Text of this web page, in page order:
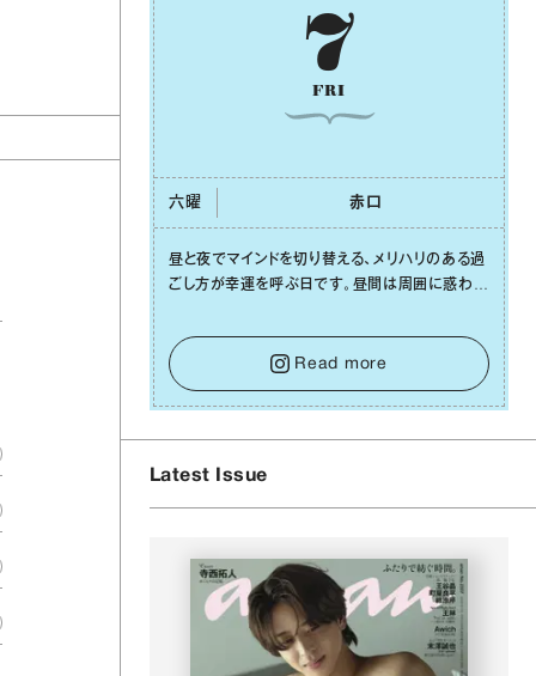
7
FRI
六曜 ⾚⼝
昼と夜でマインドを切り替える、メリハリのある過
ごし⽅が幸運を呼ぶ⽇です。昼間は周囲に惑わさ
をキープして。そして夜は、疲れや寂しさから⽢
い⾔葉に流されないよう、⼼にしっかりブレーキ
をかけること。この意識の切り替えが、あなたに
確かな安⼼感をもたらすはずです。
Read more
Latest Issue